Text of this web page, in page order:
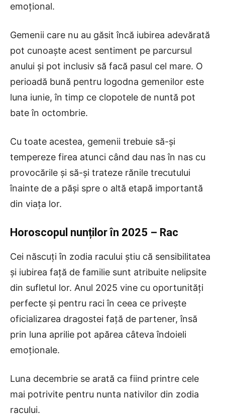
emoțional.
Gemenii care nu au găsit încă iubirea adevărată
pot cunoaște acest sentiment pe parcursul
anului și pot inclusiv să facă pasul cel mare. O
perioadă bună pentru logodna gemenilor este
luna iunie, în timp ce clopotele de nuntă pot
bate în octombrie.
Cu toate acestea, gemenii trebuie să-și
tempereze firea atunci când dau nas în nas cu
provocările și să-și trateze rănile trecutului
înainte de a păși spre o altă etapă importantă
din viața lor.
Horoscopul nunților în 2025 – Rac
Cei născuți în zodia racului știu că sensibilitatea
și iubirea față de familie sunt atribuite nelipsite
din sufletul lor. Anul 2025 vine cu oportunități
perfecte și pentru raci în ceea ce privește
oficializarea dragostei față de partener, însă
prin luna aprilie pot apărea câteva îndoieli
emoționale.
Luna decembrie se arată ca fiind printre cele
mai potrivite pentru nunta nativilor din zodia
racului.